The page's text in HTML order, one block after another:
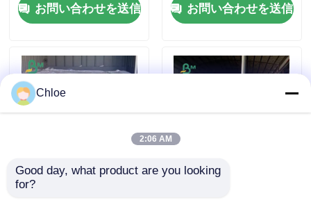
お問い合わせ
ニュース
すべての場合
CADの作図装置ペーパー
炭素のないNCR紙
お問い合わせを送信
お問い合わせを送信
屋外広告用 環境に優し
Chloe
2:06 AM
Good day, what product are you looking
for?